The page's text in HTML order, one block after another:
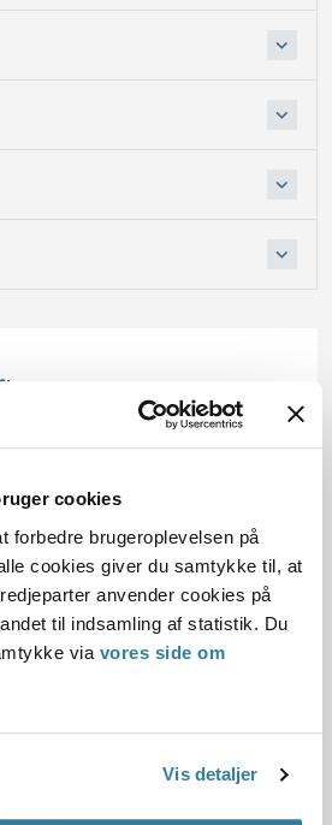
cookies
forbedre brugeroplevelsen på
cookies giver du samtykke til, at
anvender cookies på
til indsamling af statistik. Du
via vores side om
Vis detaljer